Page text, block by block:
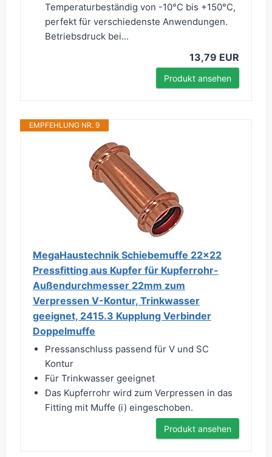
Temperaturbeständig von -10°C bis +150°C,
perfekt für verschiedenste Anwendungen.
Betriebsdruck bei...
13,79 EUR
Produkt ansehen
EMPFEHLUNG NR. 9
MegaHaustechnik Schiebemuffe 22x22
Pressfitting aus Kupfer für Kupferrohr-
Außendurchmesser 22mm zum
Verpressen V-Kontur, Trinkwasser
geeignet, 2415.3 Kupplung Verbinder
Doppelmuffe
Pressanschluss passend für V und SC
Kontur
Für Trinkwasser geeignet
Das Kupferrohr wird zum Verpressen in das
Fitting mit Muffe (i) eingeschoben.
Produkt ansehen